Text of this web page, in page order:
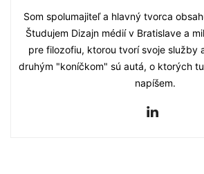
Som spolumajiteľ a hlavný tvorca
Študujem Dizajn médií v Bratislave a
pre filozofiu, ktorou tvorí svoje služby
druhým "koníčkom" sú autá, o ktorých
napíšem.